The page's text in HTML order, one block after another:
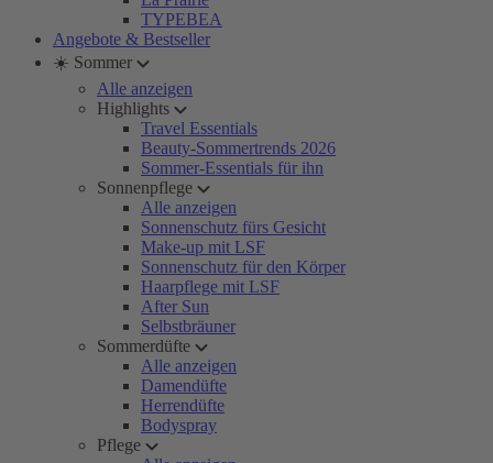
TYPEBEA
Angebote & Bestseller
☀️ Sommer
Alle anzeigen
Highlights
Travel Essentials
Beauty-Sommertrends 2026
Sommer-Essentials für ihn
Sonnenpflege
Alle anzeigen
Sonnenschutz fürs Gesicht
Make-up mit LSF
Sonnenschutz für den Körper
Haarpflege mit LSF
After Sun
Selbstbräuner
Sommerdüfte
Alle anzeigen
Damendüfte
Herrendüfte
Bodyspray
Pflege